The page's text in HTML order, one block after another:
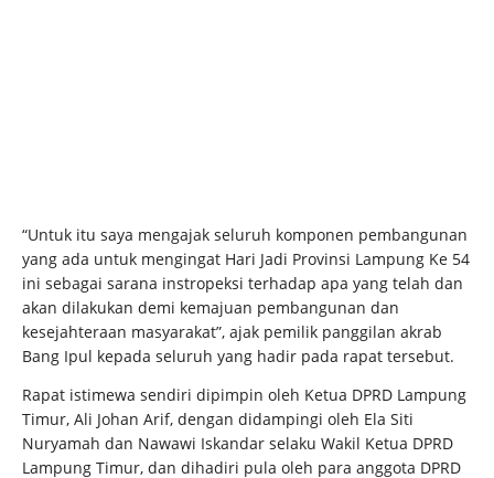
“Untuk itu saya mengajak seluruh komponen pembangunan
yang ada untuk mengingat Hari Jadi Provinsi Lampung Ke 54
ini sebagai sarana instropeksi terhadap apa yang telah dan
akan dilakukan demi kemajuan pembangunan dan
kesejahteraan masyarakat”, ajak pemilik panggilan akrab
Bang Ipul kepada seluruh yang hadir pada rapat tersebut.
Rapat istimewa sendiri dipimpin oleh Ketua DPRD Lampung
Timur, Ali Johan Arif, dengan didampingi oleh Ela Siti
Nuryamah dan Nawawi Iskandar selaku Wakil Ketua DPRD
Lampung Timur, dan dihadiri pula oleh para anggota DPRD